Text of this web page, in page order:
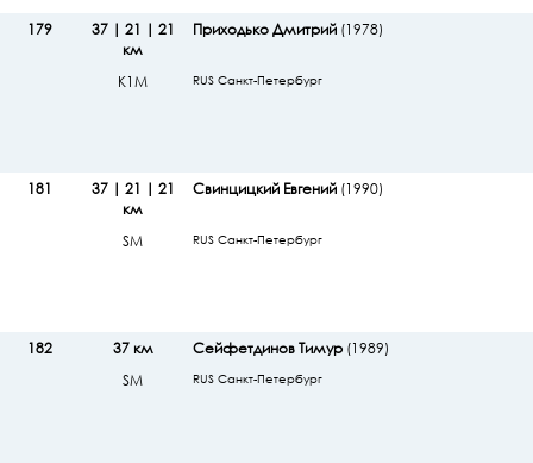
179
37 | 21 | 21
км
К1М
Приходько Дмитрий(1978)
RUS Санкт-Петербург
181
37 | 21 | 21
км
SМ
Свинцицкий Евгений(1990)
RUS Санкт-Петербург
182
37 км
SМ
Сейфетдинов Тимур(1989)
RUS Санкт-Петербург